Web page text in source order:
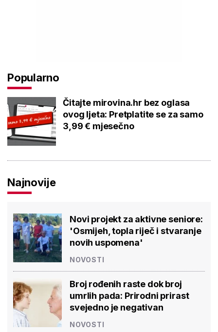
Popularno
Čitajte mirovina.hr bez oglasa
ovog ljeta: Pretplatite se za samo
3,99 € mjesečno
Najnovije
Novi projekt za aktivne seniore:
'Osmijeh, topla riječ i stvaranje
novih uspomena'
NOVOSTI
Broj rođenih raste dok broj
umrlih pada: Prirodni prirast
svejedno je negativan
NOVOSTI